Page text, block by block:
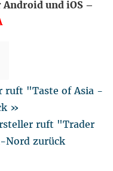
und iOS –
ruft "Taste of Asia -
»
ruft "Trader
Nord zurück